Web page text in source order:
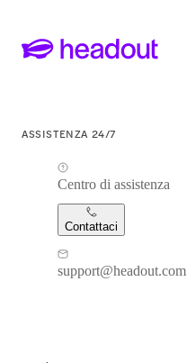
ASSISTENZA 24/7
Centro di assistenza
Contattaci
support@headout.com